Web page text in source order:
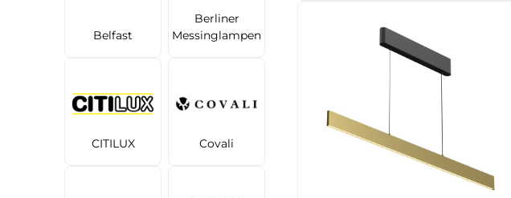
Belfast
Berliner
Messinglampen
CITILUX Covali